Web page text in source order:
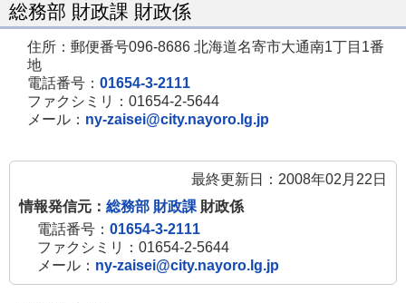
総務部 財政課 財政係
住所：郵便番号096-8686 北海道名寄市大通南1丁目1番
地
電話番号： 01654-3-2111
ファクシミリ：01654-2-5644
メール： ny-zaisei@city.nayoro.lg.jp
最終更新日：2008年02月22日
情報発信元： 総務部 財政課 財政係
電話番号： 01654-3-2111
ファクシミリ：01654-2-5644
メール： ny-zaisei@city.nayoro.lg.jp